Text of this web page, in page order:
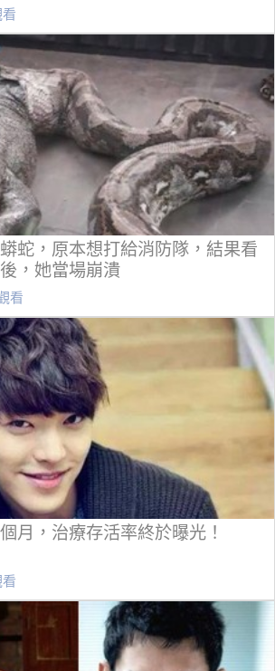
蛇，原本想打給消防隊，結果看
，她當場崩潰
看
月，治療存活率終於曝光！